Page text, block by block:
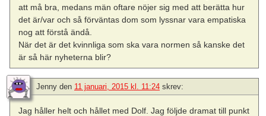
att må bra, medans män oftare nöjer sig med att berätta hur
det är/var och så förväntas dom som lyssnar vara empatiska
nog att förstå ändå.
När det är det kvinnliga som ska vara normen så kanske det
är så här nyheterna blir?
Jenny den 11 januari, 2015 kl. 11:24 skrev:
Jag håller helt och hållet med Dolf. Jag följde dramat till punkt